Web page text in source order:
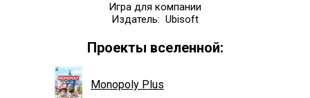
Игра для компании
Издатель: Ubisoft
Проекты вселенной:
Monopoly Plus